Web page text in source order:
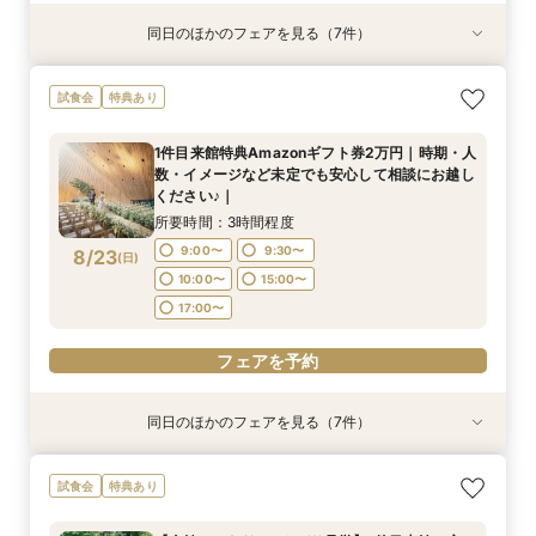
特典あり
8/22 (土
最短2か月で準備も可能【6名様×55万円～】高
崎駅徒歩3分の好アクセス×豪華おもてなし料理
所要時間：2時間程度
9:00〜
15:00〜
17:00〜
フェアを予約
特典あり
8/22 (土
【ご家族でのご結婚式を検討の方へ】10名58万
円～｜お急ぎの方にもおすすめ！｜当日の過ごし
マイナビ限定特典あり
所要時間：2時間30分程度
9:00〜
15:00〜
17:00〜
フェアを予約
特典あり
8/22 (土
《お料理重視必見◎》1件目来館特典ギフト券2万
円分｜料理半額特典×5万円絶品和牛試食付｜
9:00〜
9:30〜
10:00〜
17:00〜
フェアを予約
特典あり
8/22 (土
【マイナビ限定AM特典あり】＼エテルナ高崎第
一希望の方へ／160万円のご優待｜自然光降り注
所要時間：2時間程度
9:00〜
10:00〜
15:00〜
17:00〜
フェアを予約
特典あり
8/22 (土
【結婚式に向けた不安を解消！】最大160万円優
待×5万円相当豪華試｜自然光降り注ぐチャペル
所要時間：3時間程度
9:00〜
10:00〜
15:00〜
17:00〜
フェアを予約
特典あり
8/22 (土
【ご結婚がきまったばかりのおふたりへ！】お顔
合わせから当日までフルサポート｜マイナビ限定
豪華試食付｜
所要時間：3時間程度
9:00〜
10:00〜
15:00〜
17:00〜
フェアを予約
8/22 (土
タイパ重視のおふたりへ｜60分クイック相談会
｜お見積りのご案内も可能
10:00〜
15:00〜
17:00〜
フェアを予約
同日のほかのフェアを見る（7件）
試食会 特典あり
8/23(日)
1件目来館特典Amazonギフト券2万円｜時期・人
数・イメージなど未定でも安心して相談にお越し
ください♪｜
所要時間：3時間程度
9:00〜
9:30〜
10:00〜
15:00〜
17:00〜
フェアを予約
特典あり
最短2か月で準備も可能【6名様×55万円～】高
崎駅徒歩3分の好アクセス×豪華おもてなし料理
特典あり
【ご家族でのご結婚式を検討の方へ】10名58万
円～｜お急ぎの方にもおすすめ！｜当日の過ごし
特典あり
《お料理重視必見◎》1件目来館特典ギフト券2万
円分｜料理半額特典×5万円絶品和牛試食付｜
特典あり
【マイナビ限定AM特典あり】＼エテルナ高崎第
一希望の方へ／160万円のご優待｜自然光降り注
特典あり
【結婚式に向けた不安を解消！】最大160万円優
待×5万円相当豪華試｜自然光降り注ぐチャペル
特典あり
【ご結婚がきまったばかりのおふたりへ！】お顔
合わせから当日までフルサポート｜マイナビ限定
タイパ重視のおふたりへ｜60分クイック相談会
｜お見積りのご案内も可能
同日のほかのフェアを見る（7件）
試食会 特典あり